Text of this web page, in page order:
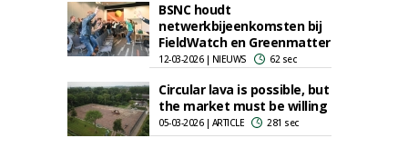
BSNC houdt
netwerkbijeenkomsten bij
FieldWatch en Greenmatter
12-03-2026 | NIEUWS 62 sec
Circular lava is possible, but
the market must be willing
05-03-2026 | ARTICLE 281 sec